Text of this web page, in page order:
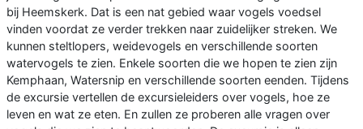
bij Heemskerk. Dat is een nat gebied waar vogels voedsel
vinden voordat ze verder trekken naar zuidelijker streken. We
kunnen steltlopers, weidevogels en verschillende soorten
watervogels te zien. Enkele soorten die we hopen te zien zijn
Kemphaan, Watersnip en verschillende soorten eenden. Tijdens
de excursie vertellen de excursieleiders over vogels, hoe ze
leven en wat ze eten. En zullen ze proberen alle vragen over